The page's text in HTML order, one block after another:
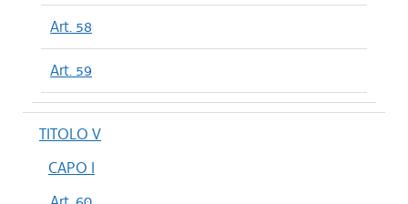
Art. 58
Art. 59
TITOLO V
CAPO I